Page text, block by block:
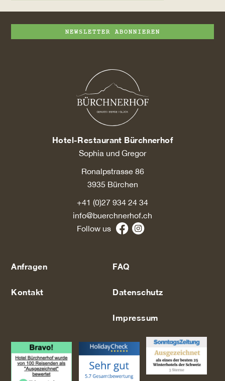
NEWSLETTER ABONNIEREN
Hotel-Restaurant Bürchnerhof
Sophia und Gregor
Ronalpstrasse 86
3935 Bürchen
+41 (0)27 934 24 34
info@buerchnerhof.ch
Follow us
Anfragen
Kontakt
FAQ
Datenschutz
Impressum